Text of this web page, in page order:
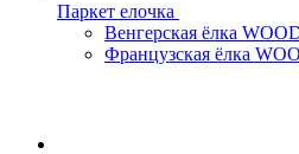
Паркет елочка
Венгерская ёлка
Французская ёлка